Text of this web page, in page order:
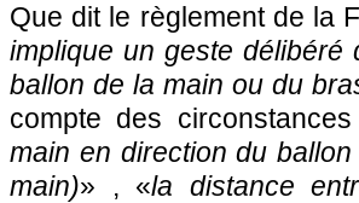
Que dit le règlement de la
implique un geste
ballon de la main ou du
compte des
main en direction du
main)» , «la distance